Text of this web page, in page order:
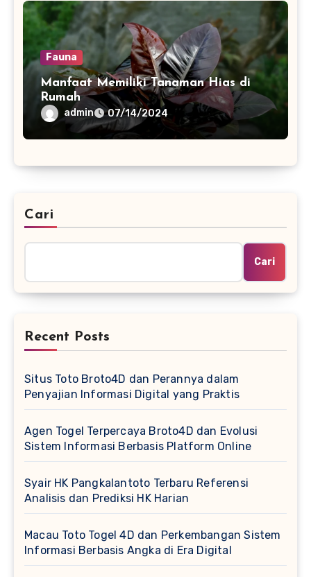
Fauna
Manfaat Memiliki Tanaman Hias di
Rumah
admin 07/14/2024
Cari
Cari
Recent Posts
Situs Toto Broto4D dan Perannya dalam
Penyajian Informasi Digital yang Praktis
Agen Togel Terpercaya Broto4D dan Evolusi
Sistem Informasi Berbasis Platform Online
Syair HK Pangkalantoto Terbaru Referensi
Analisis dan Prediksi HK Harian
Macau Toto Togel 4D dan Perkembangan Sistem
Informasi Berbasis Angka di Era Digital